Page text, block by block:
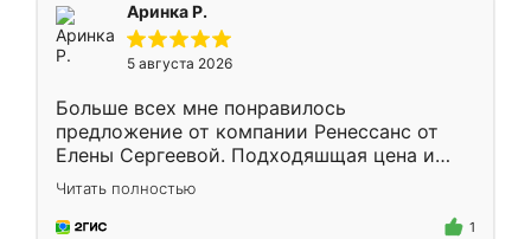
Аринка Р.
5 августа 2026
Больше всех мне понравилось
предложение от компании Ренессанс от
Елены Сергеевой. Подходяшщая цена и
короткие сроки изготовления. Приехавший
для замера сотрудник Владислав
предложил по моему эскизу самый
Читать полностью
1